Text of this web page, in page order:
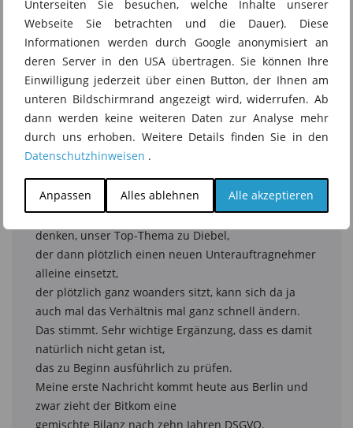
Unterseiten Sie besuchen, welche Inhalte unserer
Webseite Sie betrachten und die Dauer). Diese
Informationen werden durch Google anonymisiert an
deren Server in den USA übertragen. Sie können Ihre
Einwilligung jederzeit über einen Button, der Ihnen am
unteren Bildschirmrand angezeigt wird, widerrufen. Ab
dann werden keine weiteren Daten zur Analyse mehr
durch uns erhoben. Weitere Details finden Sie in den
Datenschutzhinweisen .
Anpassen Alles ablehnen Alle akzeptieren